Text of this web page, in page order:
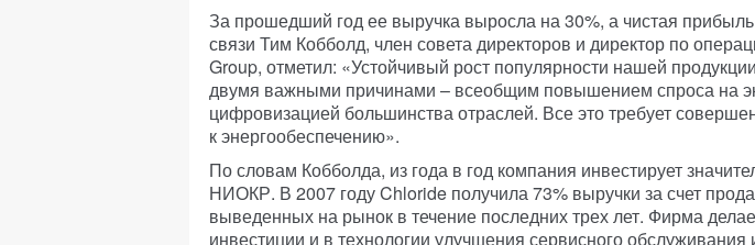
За прошедший год ее выручка выросла на 30%, а чистая
связи Тим Кобболд, член совета директоров и директор по
Group, отметил: «Устойчивый рост популярности нашей
двумя важными причинами – всеобщим повышением спроса на
цифровизацией большинства отраслей. Все это требует
к энергообеспечению».
По словам Кобболда, из года в год компания инвестирует
НИОКР. В 2007 году Chloride получила 73% выручки за счет
выведенных на рынок в течение последних трех лет. Фирма
инвестиции и в технологии улучшения сервисного обслуживания